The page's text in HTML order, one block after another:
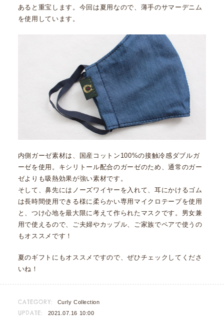
あると重宝します。今回は夏用なので、薄手のサマーデニム
を使用しています。
内側ガーゼ素材は、国産コットン100%の接触冷感ダブルガ
ーゼを使用。キシリトール配合のガーゼのため、通常のガー
ゼよりも吸熱効果が強い素材です。
そして、鼻先にはノーズワイヤーを入れて、耳にかけるゴム
は長時間使用できる様に柔らかい専用マイクロテープを使用
と、つけ心地を最大限に考えて作られたマスクです。男女兼
用で使えるので、ご夫婦やカップル、ご家族でペアで使うの
もオススメです！
夏のギフトにもオススメですので、ぜひチェックしてくださ
いね！
CATEGORY: Curly Collection
UPDATE: 2021.07.16 10:00